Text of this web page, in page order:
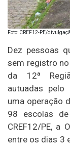
Foto: CREF12-PE/
Dez pessoas
sem registro no
da 12ª
autuadas
uma operação
98 escolas
CREF12/PE, a
entre os dias 3